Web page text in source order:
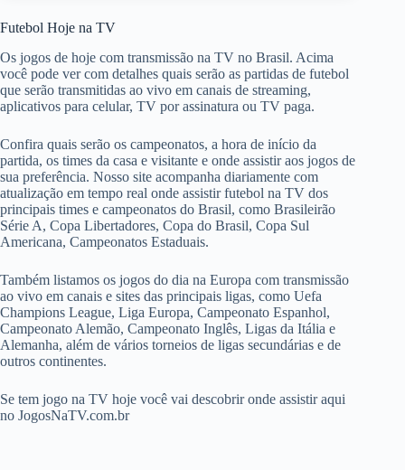
Futebol Hoje na TV
Os jogos de hoje com transmissão na TV no Brasil. Acima
você pode ver com detalhes quais serão as partidas de futebol
que serão transmitidas ao vivo em canais de streaming,
aplicativos para celular, TV por assinatura ou TV paga.
Confira quais serão os campeonatos, a hora de início da
partida, os times da casa e visitante e onde assistir aos jogos de
sua preferência. Nosso site acompanha diariamente com
atualização em tempo real onde assistir futebol na TV dos
principais times e campeonatos do Brasil, como Brasileirão
Série A, Copa Libertadores, Copa do Brasil, Copa Sul
Americana, Campeonatos Estaduais.
Também listamos os jogos do dia na Europa com transmissão
ao vivo em canais e sites das principais ligas, como Uefa
Champions League, Liga Europa, Campeonato Espanhol,
Campeonato Alemão, Campeonato Inglês, Ligas da Itália e
Alemanha, além de vários torneios de ligas secundárias e de
outros continentes.
Se tem jogo na TV hoje você vai descobrir onde assistir aqui
no JogosNaTV.com.br